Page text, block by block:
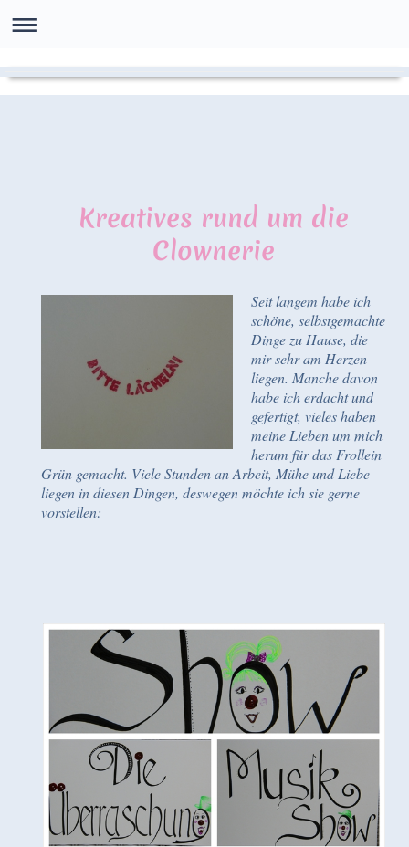
Kreatives rund um die
Clownerie
Seit langem habe ich
schöne, selbstgemachte
Dinge zu Hause, die
mir sehr am Herzen
liegen. Manche davon
habe ich erdacht und
gefertigt, vieles haben
meine Lieben um mich
herum für das Frollein
Grün gemacht. Viele Stunden an Arbeit, Mühe und Liebe
liegen in diesen Dingen, deswegen möchte ich sie gerne
vorstellen: